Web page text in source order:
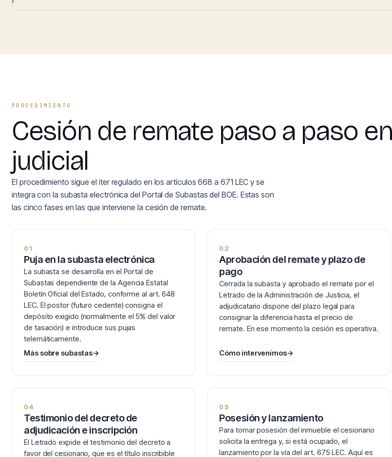
PROCEDIMIENTO
Cesión de remate paso a paso
judicial
El procedimiento sigue el iter regulado en los artículos 668 a 671 LEC y se
integra con la subasta electrónica del Portal de Subastas del BOE. Estas son
las cinco fases en las que interviene la cesión de remate.
01
Puja en la subasta electrónica
La subasta se desarrolla en el Portal de
Subastas dependiente de la Agencia Estatal
Boletín Oficial del Estado, conforme al art. 648
LEC. El postor (futuro cedente) consigna el
depósito exigido (normalmente el 5% del valor
de tasación) e introduce sus pujas
telemáticamente.
Más sobre subastas→
02
Aprobación del remate y plazo de
pago
Cerrada la subasta y aprobado el remate por el
Letrado de la Administración de Justicia, el
adjudicatario dispone del plazo legal para
consignar la diferencia hasta el precio de
remate. En ese momento la cesión es operativa.
Cómo intervenimos→
04
Testimonio del decreto de
adjudicación e inscripción
El Letrado expide el testimonio del decreto a
favor del cesionario, que es el título inscribible
05
Posesión y lanzamiento
Para tomar posesión del inmueble el cesionario
solicita la entrega y, si está ocupado, el
lanzamiento por la vía del art. 675 LEC. Aquí es